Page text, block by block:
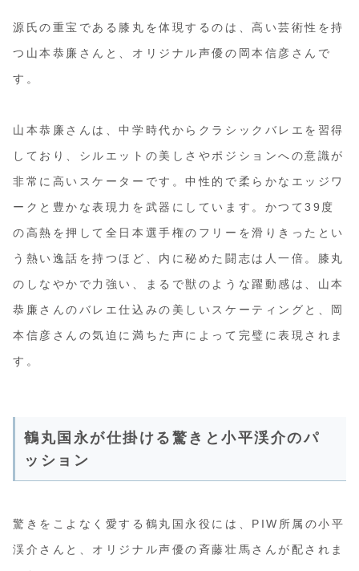
源氏の重宝である膝丸を体現するのは、高い芸術性を持
つ山本恭廉さんと、オリジナル声優の岡本信彦さんで
す。
山本恭廉さんは、中学時代からクラシックバレエを習得
しており、シルエットの美しさやポジションへの意識が
非常に高いスケーターです。中性的で柔らかなエッジワ
ークと豊かな表現力を武器にしています。かつて39度
の高熱を押して全日本選手権のフリーを滑りきったとい
う熱い逸話を持つほど、内に秘めた闘志は人一倍。膝丸
のしなやかで力強い、まるで獣のような躍動感は、山本
恭廉さんのバレエ仕込みの美しいスケーティングと、岡
本信彦さんの気迫に満ちた声によって完璧に表現されま
す。
鶴丸国永が仕掛ける驚きと小平渓介のパ
ッション
驚きをこよなく愛する鶴丸国永役には、PIW所属の小平
渓介さんと、オリジナル声優の斉藤壮馬さんが配されま